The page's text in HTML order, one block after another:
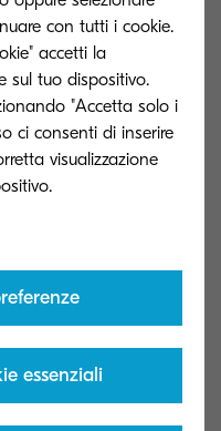
ottimi risultati
sulle performance
di seguito.
con tutti i cookie.
accetti la
sul tuo dispositivo.
"Accetta solo i
ci consenti di inserire
visualizzazione
essenziali